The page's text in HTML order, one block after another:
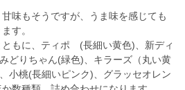
味もそうですが、うま味を感じても
す。
ともに、ティポ (長細い黄色)、新ディ
どりちゃん(緑色)、キラーズ（丸い黄
小桃(長細いピンク)、グラッセオレン